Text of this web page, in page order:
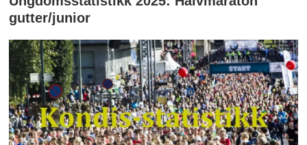
gutter/junior